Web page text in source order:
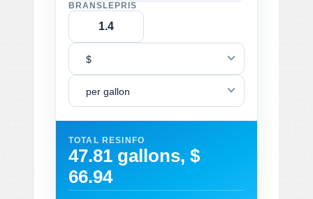
BRÄNSLEPRIS
$
per gallon
TOTAL RESINFO
47.81 gallons, $
66.94